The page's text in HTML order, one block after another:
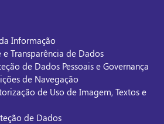
Informação
Transparência de Dados
de Dados Pessoais e Governança
de Navegação
de Uso de Imagem, Textos e
de Dados